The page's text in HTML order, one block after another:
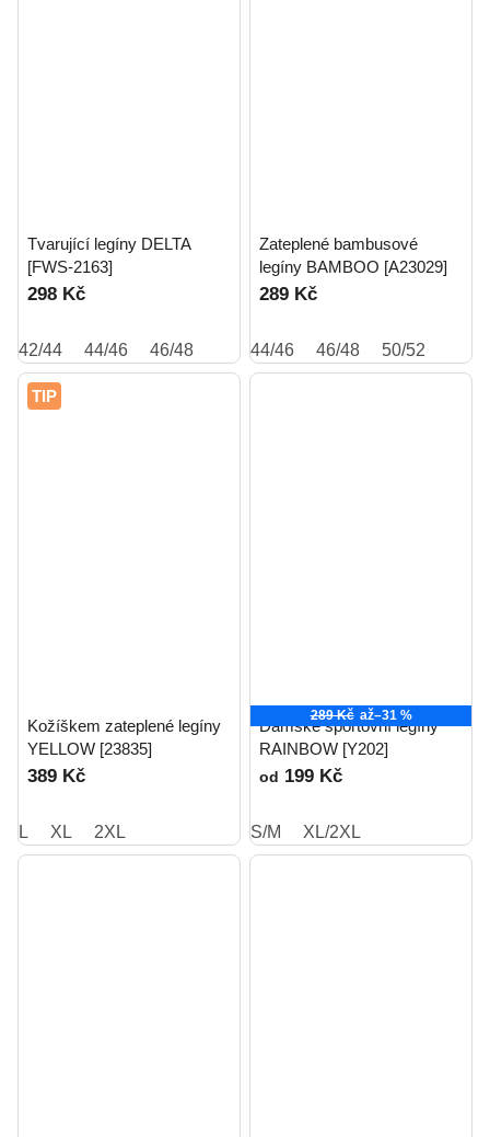
Tvarující legíny DELTA
[FWS-2163]
298 Kč
42/44 44/46 46/48
Zateplené bambusové
legíny BAMBOO [A23029]
289 Kč
44/46 46/48 50/52
TIP
Kožíškem zateplené legíny
YELLOW [23835]
389 Kč
L XL 2XL
289 Kč až–31 %
Dámské sportovní legíny
RAINBOW [Y202]
od 199 Kč
S/M XL/2XL